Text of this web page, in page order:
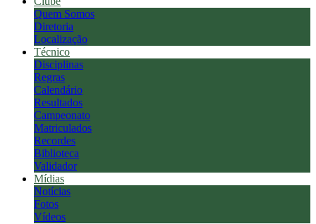
Quem Somos
Diretoria
Localização
Técnico
Disciplinas
Regras
Calendário
Resultados
Campeonato
Matriculados
Recordes
Biblioteca
Validador
Mídias
Notícias
Fotos
Vídeos